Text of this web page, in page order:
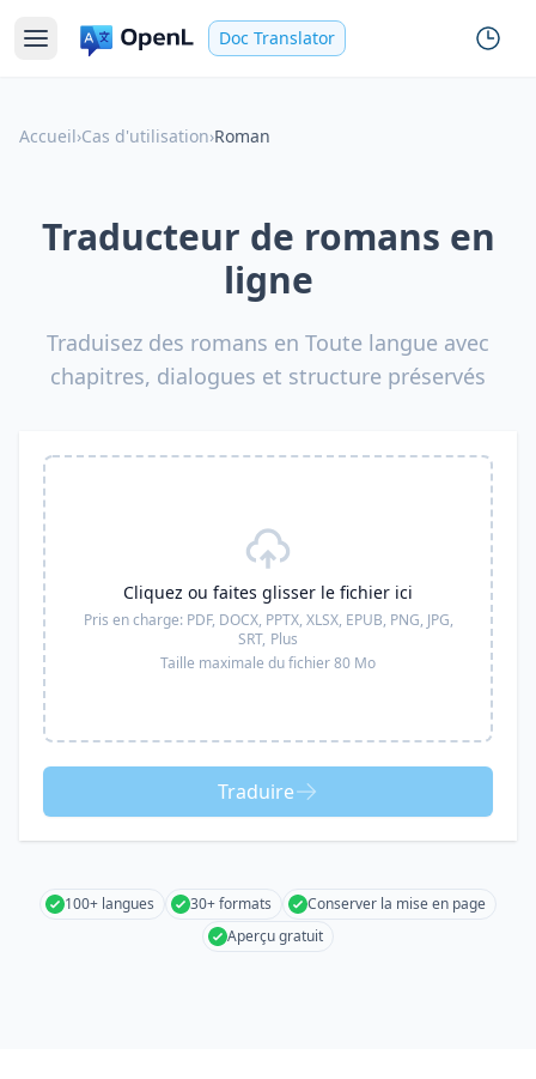
Doc Translator
Accueil›Cas d'utilisation›Roman
Traducteur de romans en
ligne
Traduisez des romans en Toute langue avec
chapitres, dialogues et structure préservés
Cliquez ou faites glisser le fichier ici
Pris en charge: PDF, DOCX, PPTX, XLSX, EPUB, PNG, JPG,
SRT, Plus
Taille maximale du fichier 80 Mo
Traduire
100+ langues 30+ formats
Conserver la mise en page
Aperçu gratuit